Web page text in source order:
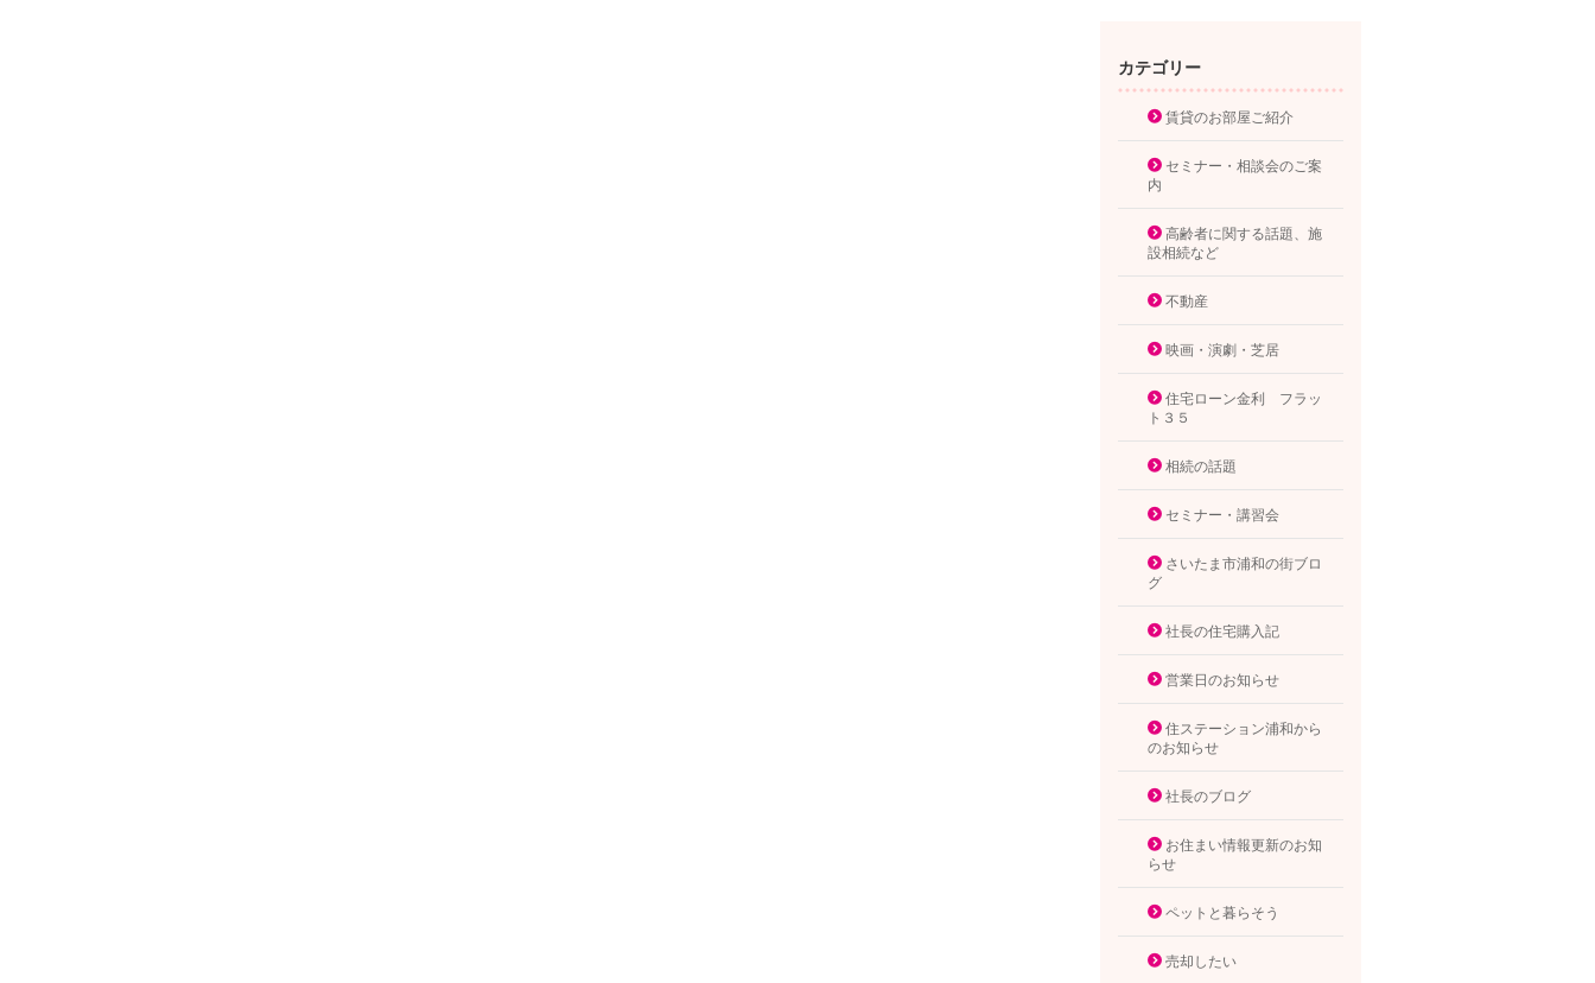
カテゴリー
賃貸のお部屋ご紹介
セミナー・相談会のご案
内
高齢者に関する話題、施
設相続など
不動産
映画・演劇・芝居
住宅ローン金利 フラッ
ト３５
相続の話題
セミナー・講習会
さいたま市浦和の街ブロ
グ
社長の住宅購入記
営業日のお知らせ
住ステーション浦和から
のお知らせ
社長のブログ
お住まい情報更新のお知
らせ
ペットと暮らそう
売却したい